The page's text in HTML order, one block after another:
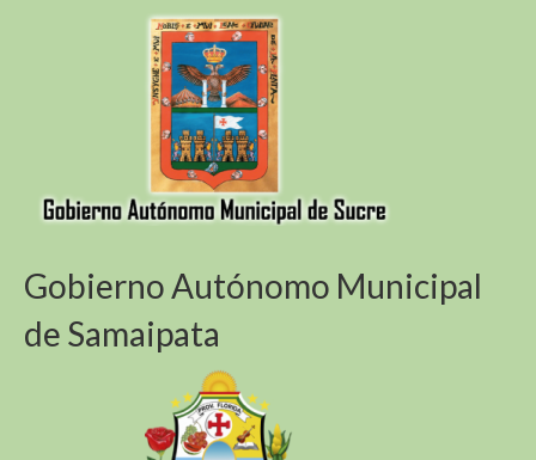
Gobierno Autónomo Municipal
de Samaipata